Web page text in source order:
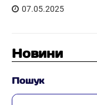
07.05.2025
Новини
Пошук